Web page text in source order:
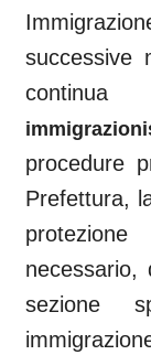
continua
procedure
Prefettura,
necessario,
sezione